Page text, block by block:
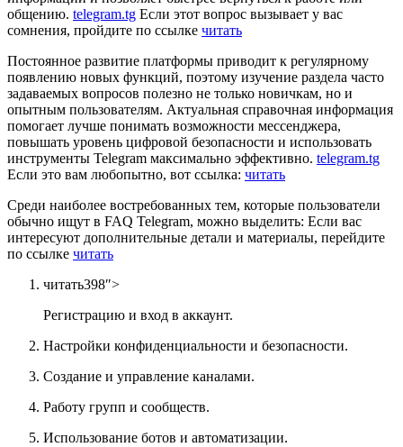
общению. telegram.tg Если этот вопрос вызывает у вас
сомнения, пройдите по ссылке читать
Постоянное развитие платформы приводит к регулярному
появлению новых функций, поэтому изучение раздела часто
задаваемых вопросов полезно не только новичкам, но и
опытным пользователям. Актуальная справочная информация
помогает лучше понимать возможности мессенджера,
повышать уровень цифровой безопасности и использовать
инструменты Telegram максимально эффективно. telegram.tg
Если это вам любопытно, вот ссылка: читать
Среди наиболее востребованных тем, которые пользователи
обычно ищут в FAQ Telegram, можно выделить: Если вас
интересуют дополнительные детали и материалы, перейдите
по ссылке читать
читать398″>
Регистрацию и вход в аккаунт.
Настройки конфиденциальности и безопасности.
Создание и управление каналами.
Работу групп и сообществ.
Использование ботов и автоматизации.